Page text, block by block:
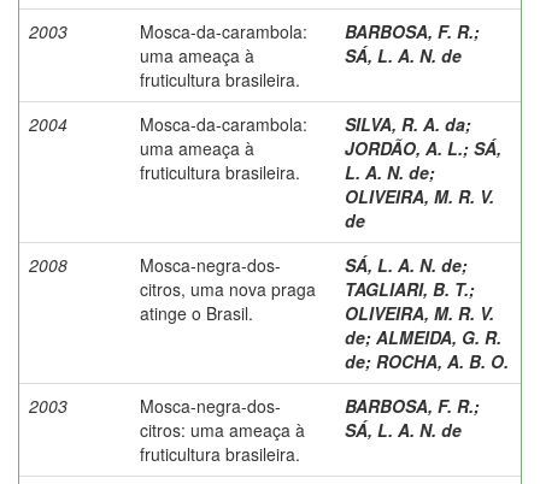
2003
Mosca-da-carambola:
uma ameaça à
fruticultura brasileira.
BARBOSA, F. R.;
SÁ, L. A. N. de
2004
Mosca-da-carambola:
uma ameaça à
fruticultura brasileira.
SILVA, R. A. da;
JORDÃO, A. L.; SÁ,
L. A. N. de;
OLIVEIRA, M. R. V.
de
2008
Mosca-negra-dos-
citros, uma nova praga
atinge o Brasil.
SÁ, L. A. N. de;
TAGLIARI, B. T.;
OLIVEIRA, M. R. V.
de; ALMEIDA, G. R.
de; ROCHA, A. B. O.
2003
Mosca-negra-dos-
citros: uma ameaça à
fruticultura brasileira.
BARBOSA, F. R.;
SÁ, L. A. N. de